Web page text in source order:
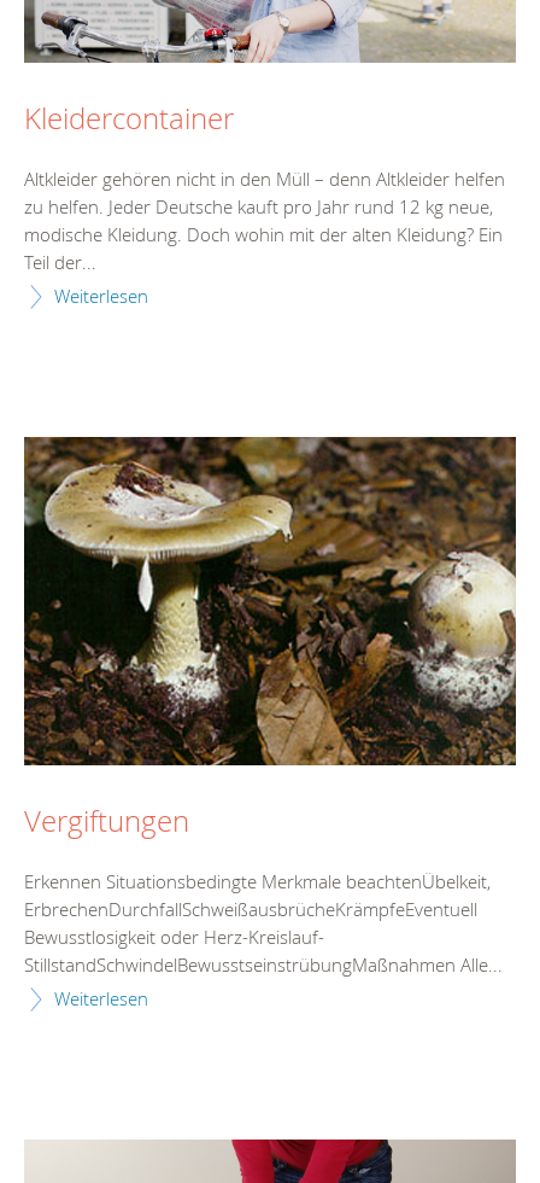
Kleidercontainer
Altkleider gehören nicht in den Müll – denn Altkleider helfen
zu helfen. Jeder Deutsche kauft pro Jahr rund 12 kg neue,
modische Kleidung. Doch wohin mit der alten Kleidung? Ein
Teil der...
Weiterlesen
Vergiftungen
Erkennen Situationsbedingte Merkmale beachtenÜbelkeit,
ErbrechenDurchfallSchweißausbrücheKrämpfeEventuell
Bewusstlosigkeit oder Herz-Kreislauf-
StillstandSchwindelBewusstseinstrübungMaßnahmen Alle...
Weiterlesen